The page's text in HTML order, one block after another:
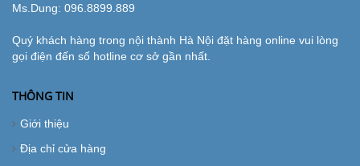
Ms.Dung: 096.8899.889
Quý khách hàng trong nội thành Hà Nội đặt hàng online vui lòng
gọi điện đến số hotline cơ sở gần nhất.
THÔNG TIN
Giới thiệu
Địa chỉ cửa hàng